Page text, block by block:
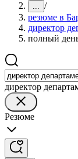
... /
резюме в
директор
полный
директор
Резюме